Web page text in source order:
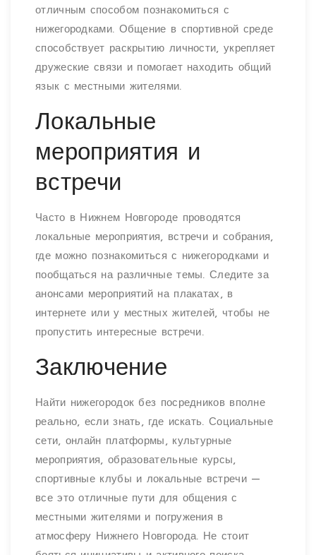
отличным способом познакомиться с
нижегородками. Общение в спортивной среде
способствует раскрытию личности, укрепляет
дружеские связи и помогает находить общий
язык с местными жителями.
Локальные
мероприятия и
встречи
Часто в Нижнем Новгороде проводятся
локальные мероприятия, встречи и собрания,
где можно познакомиться с нижегородками и
пообщаться на различные темы. Следите за
анонсами мероприятий на плакатах, в
интернете или у местных жителей, чтобы не
пропустить интересные встречи.
Заключение
Найти нижегородок без посредников вполне
реально, если знать, где искать. Социальные
сети, онлайн платформы, культурные
мероприятия, образовательные курсы,
спортивные клубы и локальные встречи —
все это отличные пути для общения с
местными жителями и погружения в
атмосферу Нижнего Новгорода. Не стоит